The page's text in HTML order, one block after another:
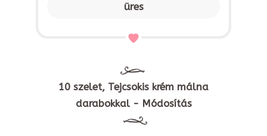
üres
10 szelet, Tejcsokis krém málna
darabokkal - Módosítás